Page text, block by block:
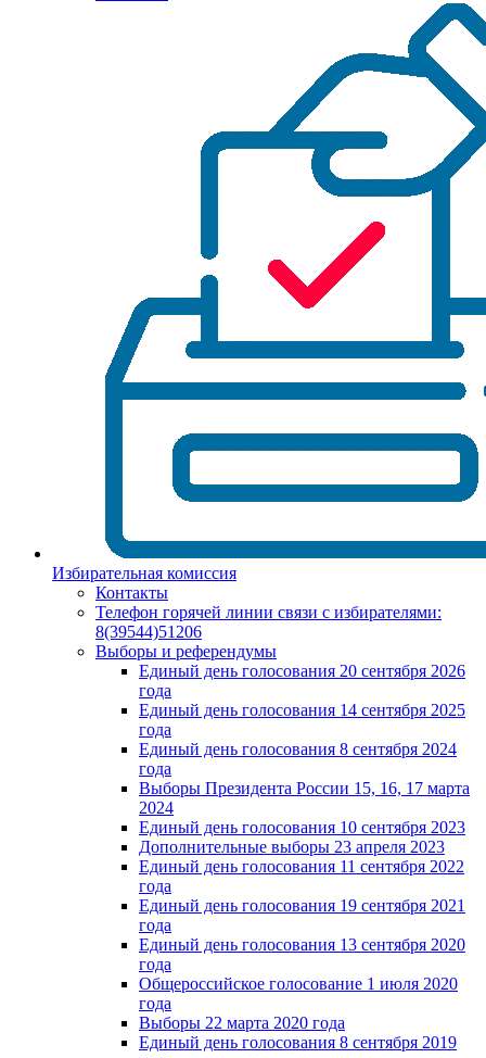
Избирательная комиссия
Контакты
Телефон горячей линии связи с избирателями:
8(39544)51206
Выборы и референдумы
Единый день голосования 20 сентября 2026
года
Единый день голосования 14 сентября 2025
года
Единый день голосования 8 сентября 2024
года
Выборы Президента России 15, 16, 17 марта
2024
Единый день голосования 10 сентября 2023
Дополнительные выборы 23 апреля 2023
Единый день голосования 11 сентября 2022
года
Единый день голосования 19 сентября 2021
года
Единый день голосования 13 сентября 2020
года
Общероссийское голосование 1 июля 2020
года
Выборы 22 марта 2020 года
Единый день голосования 8 сентября 2019